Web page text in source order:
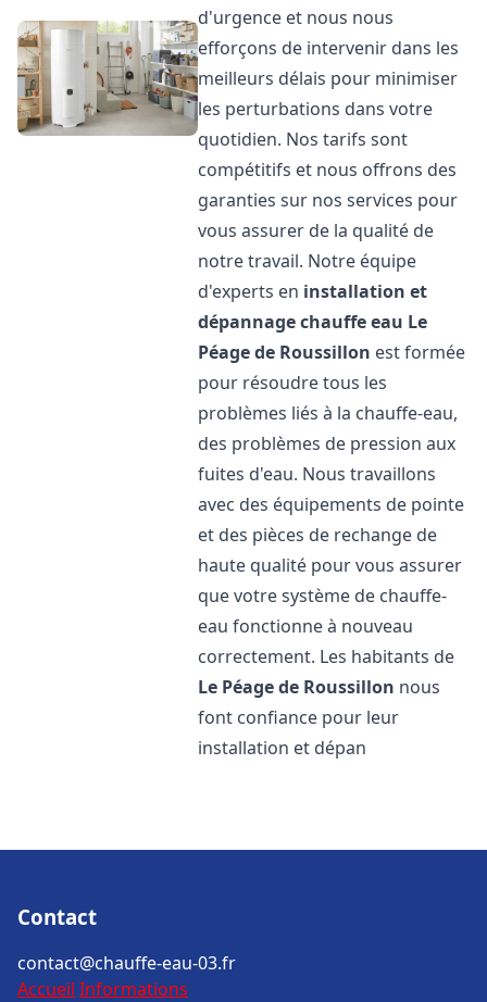
d'urgence et nous nous
efforçons de intervenir dans les
meilleurs délais pour minimiser
les perturbations dans votre
quotidien. Nos tarifs sont
compétitifs et nous offrons des
garanties sur nos services pour
vous assurer de la qualité de
notre travail. Notre équipe
d'experts en installation et
dépannage chauffe eau Le
Péage de Roussillon est formée
pour résoudre tous les
problèmes liés à la chauffe-eau,
des problèmes de pression aux
fuites d'eau. Nous travaillons
avec des équipements de pointe
et des pièces de rechange de
haute qualité pour vous assurer
que votre système de chauffe-
eau fonctionne à nouveau
correctement. Les habitants de
Le Péage de Roussillon nous
font confiance pour leur
installation et dépan
Contact
contact@chauffe-eau-03.fr
Accueil Informations